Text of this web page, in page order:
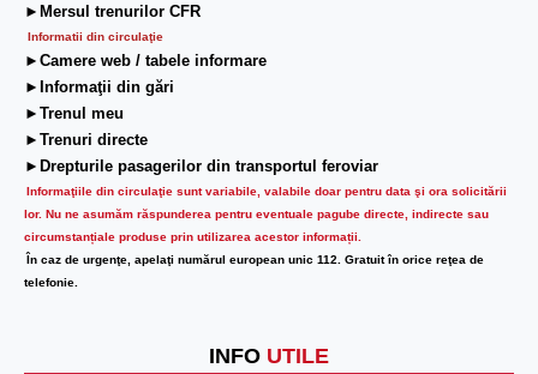
►Mersul trenurilor CFR
Informatii din circulaţie
►Camere web / tabele informare
►Informaţii din gări
►Trenul meu
►Trenuri directe
►Drepturile pasagerilor din transportul feroviar
Informaţiile din circulaţie sunt variabile, valabile doar pentru data şi ora solicitării
lor. Nu ne asumăm răspunderea pentru eventuale pagube directe, indirecte sau
circumstanțiale produse prin utilizarea acestor informații.
În caz de urgenţe, apelaţi numărul european unic 112. Gratuit în orice reţea de
telefonie.
INFO UTILE